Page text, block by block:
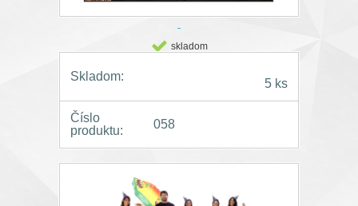
skladom
Skladom:
5 ks
Číslo
produktu:
058